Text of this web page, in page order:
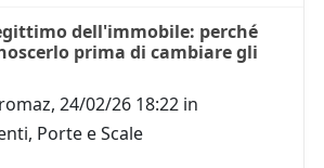
dell'immobile: perché
prima di cambiare gli
, 24/02/26 18:22 in
Porte e Scale